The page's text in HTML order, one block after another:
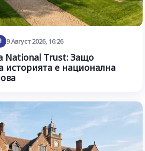
9 Август 2026, 16:26
National Trust: Защо
историята е национална